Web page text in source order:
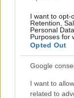
I want to opt-
Retention,
Personal
Purposes for
Opted Out
Google
I want to
related to
Paris
Felkészülési
Nya Ullevi, Göteborg
2026-08-08 17:00
1 nap 17 óra 28